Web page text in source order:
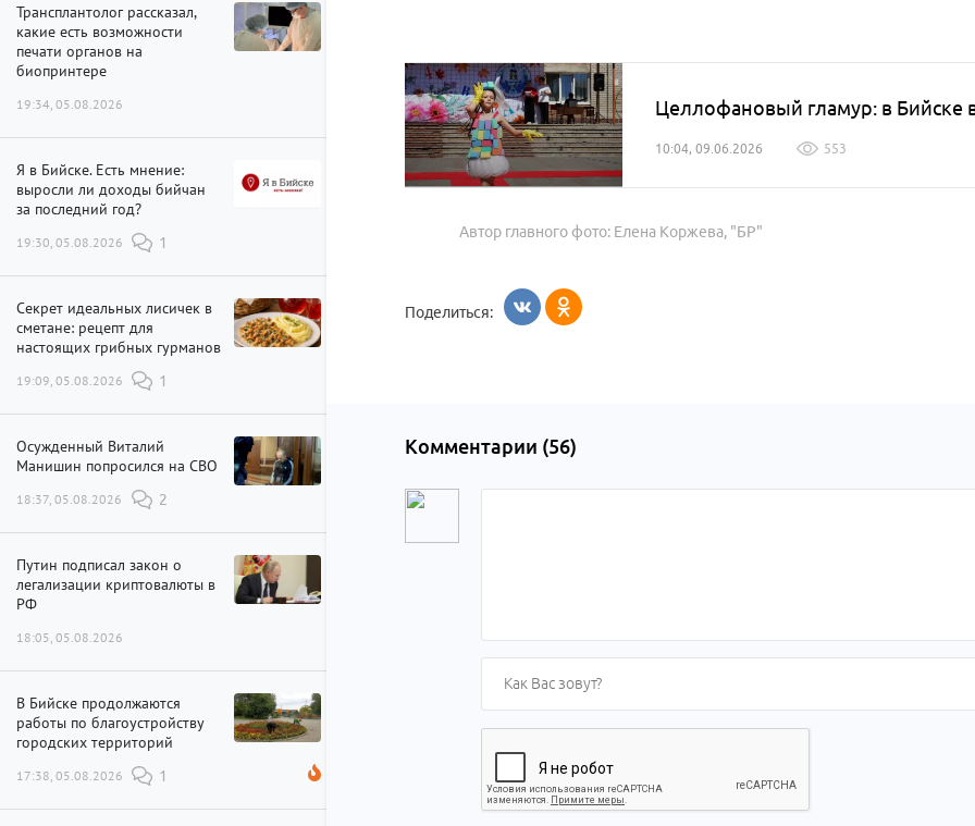
Трансплантолог рассказал,
какие есть возможности
печати органов на
биопринтере
19:34, 05.08.2026
Я в Бийске. Есть мнение:
выросли ли доходы бийчан
за последний год?
19:30, 05.08.2026 1
Секрет идеальных лисичек в
сметане: рецепт для
настоящих грибных гурманов
19:09, 05.08.2026 1
Осужденный Виталий
Манишин попросился на СВО
18:37, 05.08.2026 2
Путин подписал закон о
легализации криптовалюты в
РФ
18:05, 05.08.2026
В Бийске продолжаются
работы по благоустройству
городских территорий
17:38, 05.08.2026 1
Целлофановый гламур: в Бийске
10:04, 09.06.2026 553
Автор главного фото: Елена Коржева, "БР"
Поделиться:
Комментарии (56)